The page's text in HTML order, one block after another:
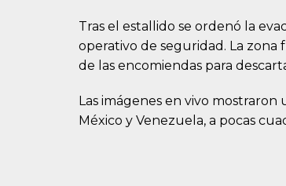
Tras el estallido se ordenó la
operativo de seguridad. La zona
de las encomiendas para
Las imágenes en vivo
México y Venezuela, a pocas